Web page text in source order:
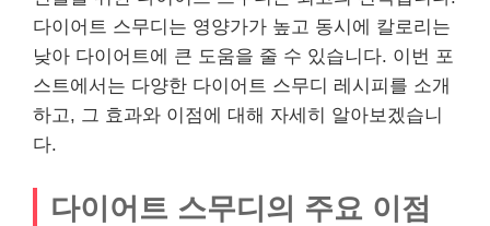
다이어트 스무디는 영양가가 높고 동시에 칼로리는
낮아 다이어트에 큰 도움을 줄 수 있습니다. 이번 포
스트에서는 다양한 다이어트 스무디 레시피를 소개
하고, 그 효과와 이점에 대해 자세히 알아보겠습니
다.
다이어트 스무디의 주요 이점